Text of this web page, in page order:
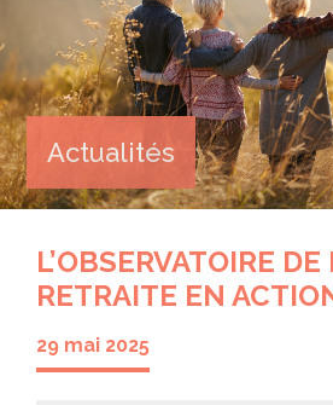
Actualités
L’OBSERVATOIRE DE
RETRAITE EN
29 mai 2025